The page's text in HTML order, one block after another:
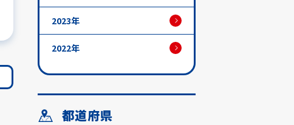
2023年
2022年
都道府県